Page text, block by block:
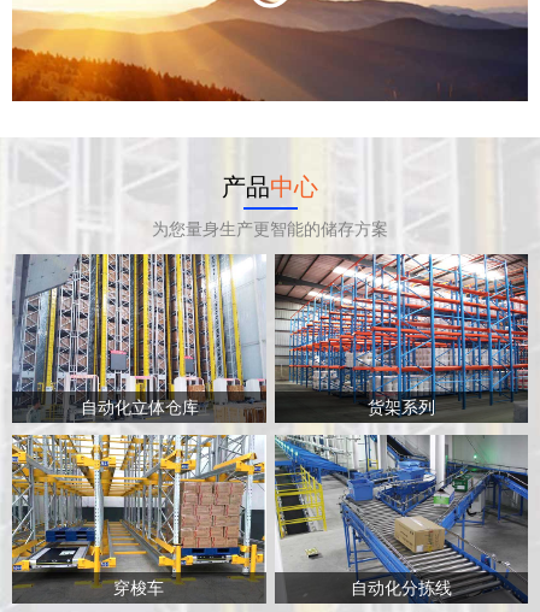
产品中心
为您量身生产更智能的储存方案
自动化立体仓库 货架系列
穿梭车 自动化分拣线